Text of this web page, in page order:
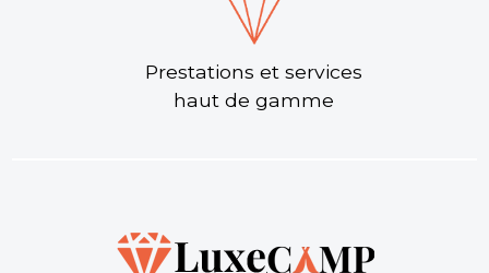
Vallon-Pont-d'Arc, Ardèche , Auvergne-Rhône-Alpes
★ 4.6/5 (830 avis)
Aucune information tarifaire disponible
Prestations et services
haut de gamme